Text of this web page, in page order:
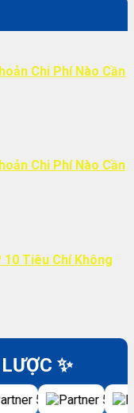
Chi Phí Nào Cần
Chi Phí Nào Cần
10 Tiêu Chí Không
✨